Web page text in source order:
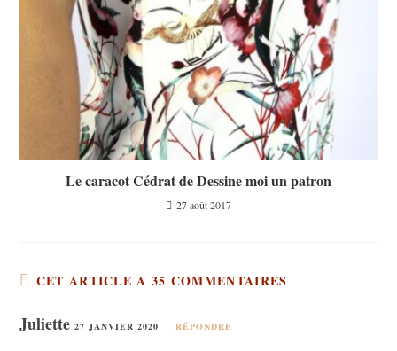
Le caracot Cédrat de Dessine moi un patron
27 août 2017
CET ARTICLE A 35 COMMENTAIRES
Juliette27 JANVIER 2020 RÉPONDRE